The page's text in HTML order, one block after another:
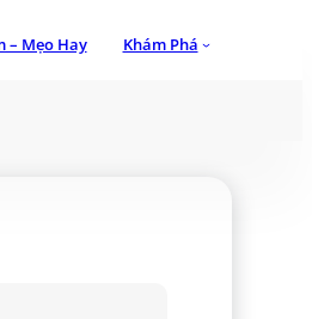
– Mẹo Hay Khám Phá